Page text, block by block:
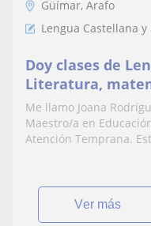
Güímar, Arafo
Lengua Castellana
Doy clases de
Literatura,
Ciencias
para Educación
Me llamo Joana
Maestro/a en
Atención Temprana.
ver más